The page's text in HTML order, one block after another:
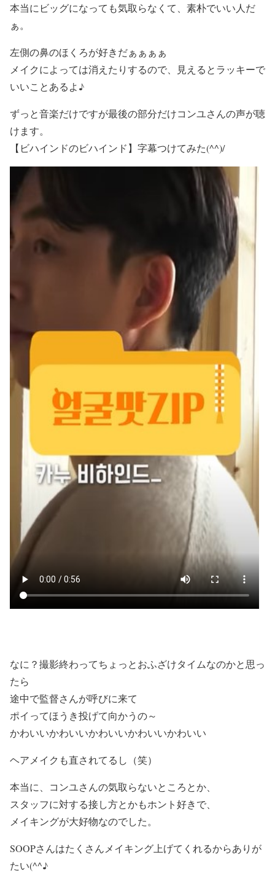
本当にビッグになっても気取らなくて、素朴でいい人だ
ぁ。
左側の鼻のほくろが好きだぁぁぁぁ
メイクによっては消えたりするので、見えるとラッキーで
いいことあるよ♪
ずっと音楽だけですが最後の部分だけコンユさんの声が聴
けます。
【ビハインドのビハインド】字幕つけてみた(^^)/
なに？撮影終わってちょっとおふざけタイムなのかと思っ
たら
途中で監督さんが呼びに来て
ポイってほうき投げて向かうの～
かわいいかわいいかわいいかわいいかわいい
ヘアメイクも直されてるし（笑）
本当に、コンユさんの気取らないところとか、
スタッフに対する接し方とかもホント好きで、
メイキングが大好物なのでした。
SOOPさんはたくさんメイキング上げてくれるからありが
たい(^^♪